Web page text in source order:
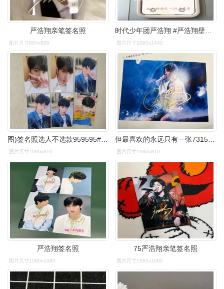
严浩翔亲笔签名照
图片尺寸800x800 图片尺寸1080x1440
图)签名照选人不选款959595#tnt时代少年团 #时代少年团严浩翔
图片尺寸1080x810
但最喜欢的永远只有一张7315#签名照 #王俊凯 #杨超越 #严浩翔
图片尺寸1080x810
严浩翔签名照
图片尺寸1080x1080
75严浩翔亲笔签名照
图片尺寸1080x1080